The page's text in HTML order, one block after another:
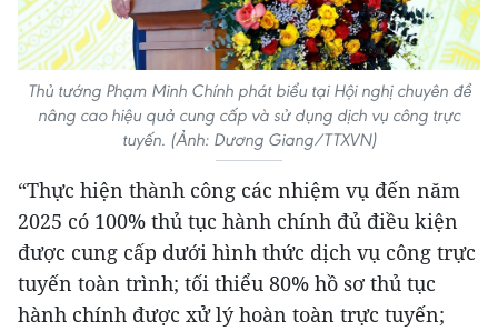
Thủ tướng Phạm Minh Chính phát biểu tại Hội nghị chuyên đề
nâng cao hiệu quả cung cấp và sử dụng dịch vụ công trực
tuyến. (Ảnh: Dương Giang/TTXVN)
“Thực hiện thành công các nhiệm vụ đến năm
2025 có 100% thủ tục hành chính đủ điều kiện
được cung cấp dưới hình thức dịch vụ công trực
tuyến toàn trình; tối thiểu 80% hồ sơ thủ tục
hành chính được xử lý hoàn toàn trực tuyến;